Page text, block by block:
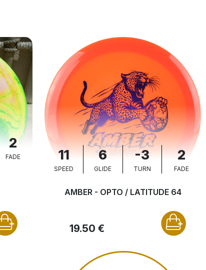
2
FADE 11
SPEED
6
GLIDE
-3
TURN
2
FADE
AMBER - OPTO / LATITUDE 64
19.50 €